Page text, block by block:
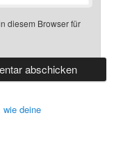
diesem Browser für
wie deine